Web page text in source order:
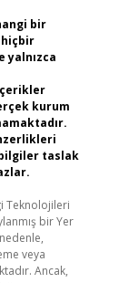
bir
hiçbir
yalnızca
kurum
taslak
Teknolojileri
bir Yer
veya
Ancak,